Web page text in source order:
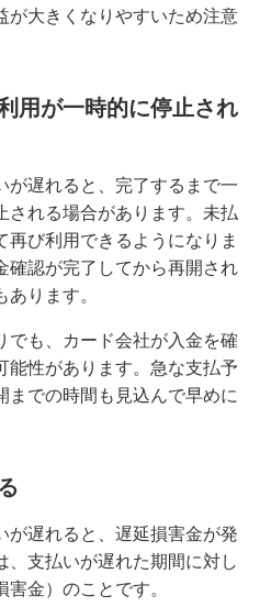
分かりやすく紹介
解説
ード（クレジットカ
ットカード）
ビス
が大きくなりやすいため注意
用が一時的に停止され
が遅れると、完了するまで一
される場合があります。未払
び利用できるようになりま
確認が完了してから再開され
ります。
でも、カード会社が入金を確
能性があります。急な支払予
までの時間も見込んで早めに
が遅れると、遅延損害金が発
、支払いが遅れた期間に対し
金）のことです。